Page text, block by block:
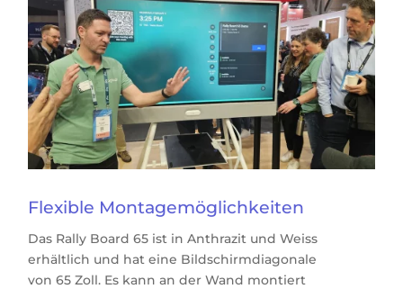
Flexible Montagemöglichkeiten
Das Rally Board 65 ist in Anthrazit und Weiss
erhältlich und hat eine Bildschirmdiagonale
von 65 Zoll. Es kann an der Wand montiert